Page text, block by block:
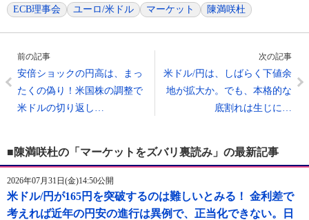
ECB理事会 ユーロ/米ドル マーケット 陳満咲杜
前の記事
安倍ショックの円高は、まっ
たくの偽り！米国株の調整で
米ドルの切り返し…
次の記事
米ドル/円は、しばらく下値余
地が拡大か。でも、本格的な
底割れは生じに…
■陳満咲杜の「マーケットをズバリ裏読み」の最新記事
2026年07月31日(金)14:50公開
米ドル/円が165円を突破するのは難しいとみる！ 金利差で
考えれば近年の円安の進行は異例で、正当化できない。日